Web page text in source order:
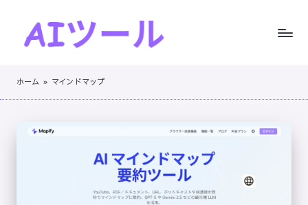
I
ツ
ー
ツ
ホーム » マインドマップ